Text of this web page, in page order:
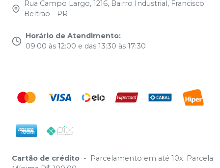
Rua Campo Largo, 1216, Bairro Industrial, Francisco
Beltrao - PR
Horário de Atendimento:
09:00 às 12:00 e das 13:30 às 17:30
Cartão de crédito -
Parcelamento em até 10x. Parcela